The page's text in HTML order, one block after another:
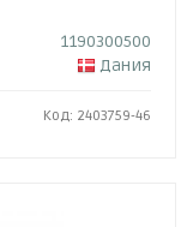
1190300500
Дания
Код: 2403759-46